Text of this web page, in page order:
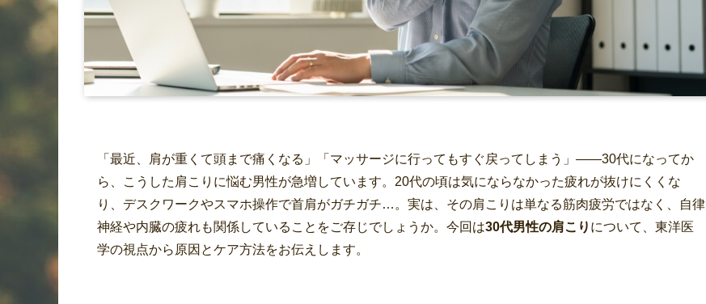
「最近、肩が重くて頭まで痛くなる」「マッサージに行ってもすぐ戻ってしまう」――30代になってか
ら、こうした肩こりに悩む男性が急増しています。20代の頃は気にならなかった疲れが抜けにくくな
り、デスクワークやスマホ操作で首肩がガチガチ…。実は、その肩こりは単なる筋肉疲労ではなく、自律
神経や内臓の疲れも関係していることをご存じでしょうか。今回は30代男性の肩こり について、東洋医
学の視点から原因とケア方法をお伝えします。